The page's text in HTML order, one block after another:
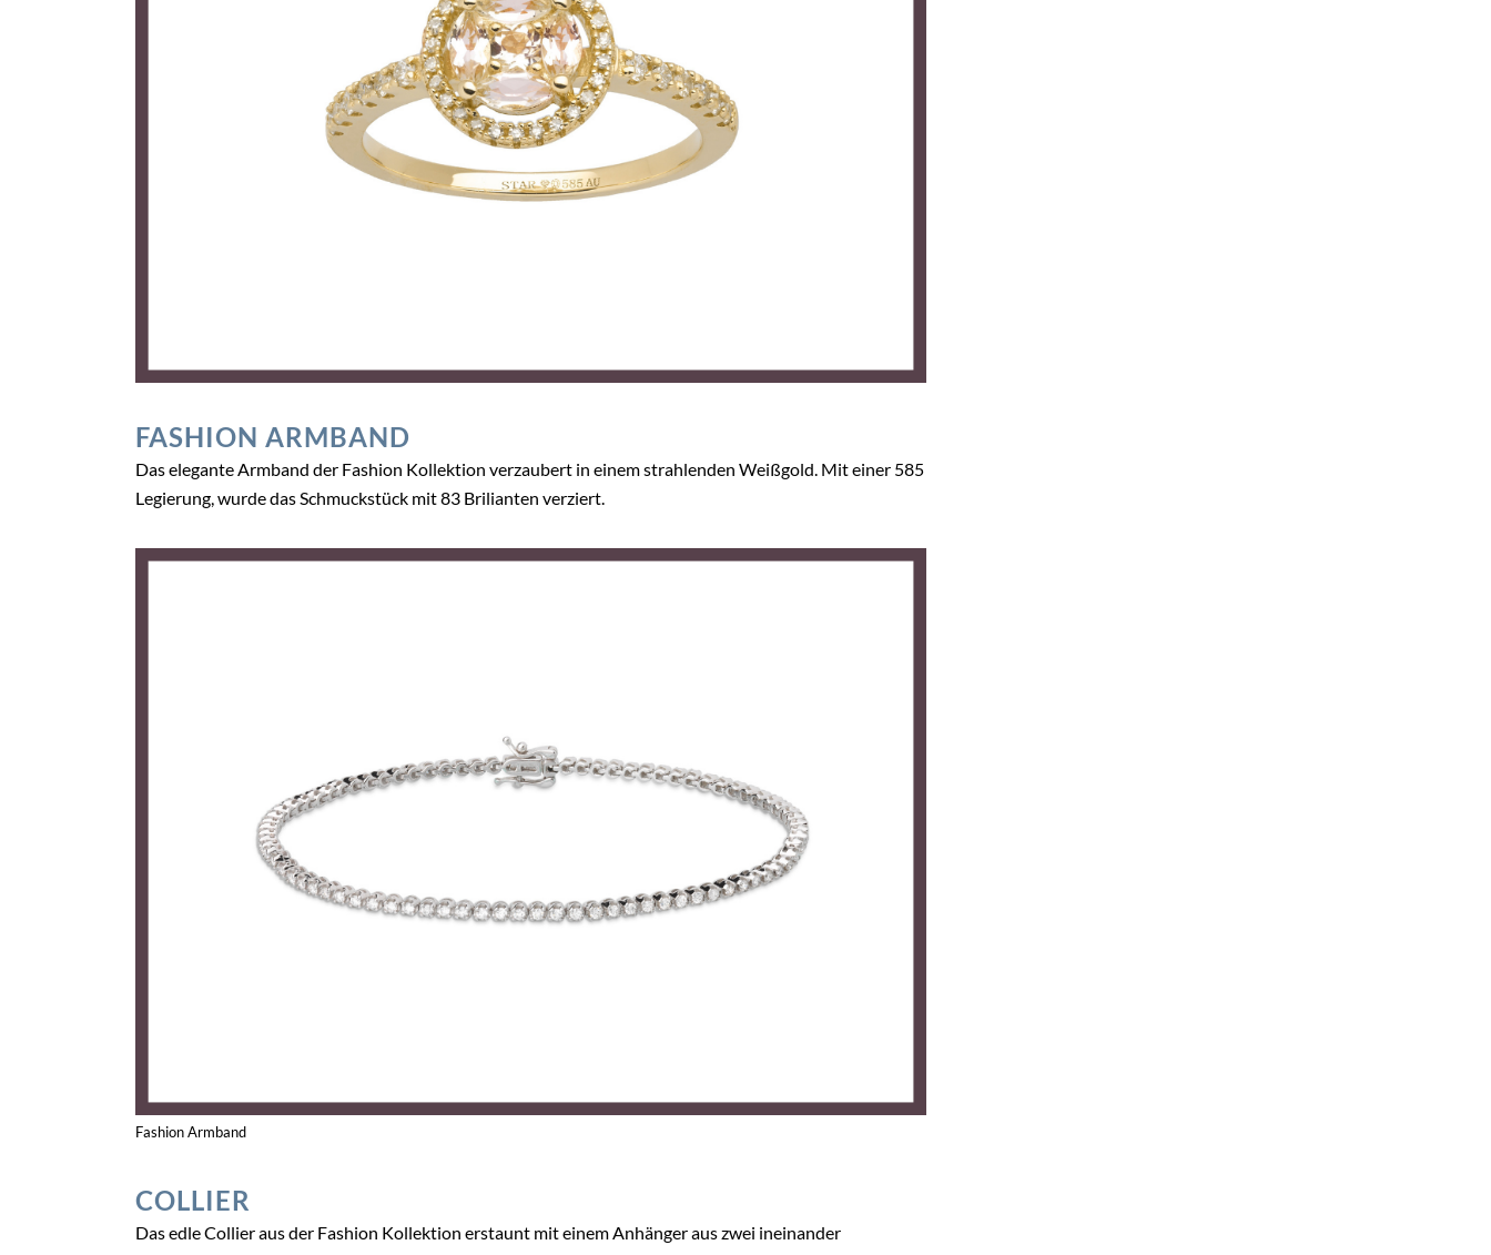
FASHION ARMBAND
Das elegante Armband der Fashion Kollektion verzaubert in einem strahlenden Weißgold. Mit einer 585
Legierung, wurde das Schmuckstück mit 83 Brilianten verziert.
Fashion Armband
COLLIER
Das edle Collier aus der Fashion Kollektion erstaunt mit einem Anhänger aus zwei ineinander